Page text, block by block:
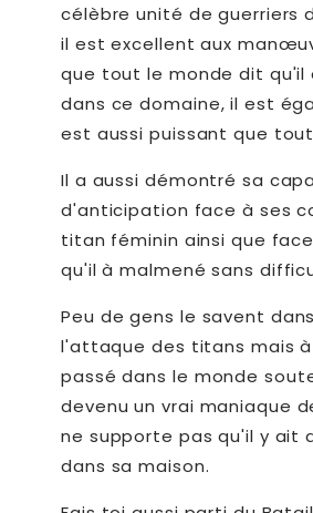
célèbre unité de guerriers
il est excellent aux
que tout le monde dit qu'il
dans ce domaine, il est
est aussi puissant que
Il a aussi démontré sa
d'anticipation face à ses
titan féminin ainsi que
qu'il à malmené sans
Peu de gens le savent
l'attaque des titans mais
passé dans le monde
devenu un vrai maniaque
ne supporte pas qu'il y ait
dans sa maison.